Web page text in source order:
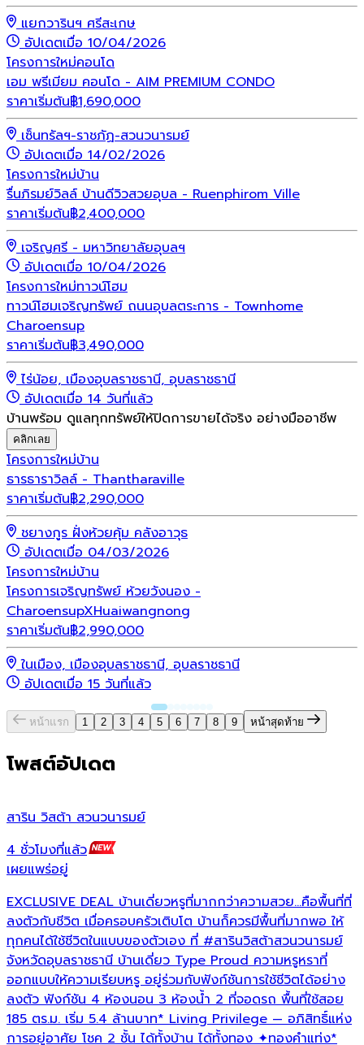
แยกวารินฯ ศรีสะเกษ
อัปเดตเมื่อ 10/04/2026
โครงการใหม่คอนโด
เอม พรีเมียม คอนโด - AIM PREMIUM CONDO
ราคาเริ่มต้น฿1,690,000
เซ็นทรัลฯ-ราชภัฏ-สวนวนารมย์
อัปเดตเมื่อ 14/02/2026
โครงการใหม่บ้าน
รื่นภิรมย์วิลล์ บ้านดีวิวสวยอุบล - Ruenphirom Ville
ราคาเริ่มต้น฿2,400,000
เจริญศรี - มหาวิทยาลัยอุบลฯ
อัปเดตเมื่อ 10/04/2026
โครงการใหม่ทาวน์โฮม
ทาวน์โฮมเจริญทรัพย์ ถนนอุบลตระการ - Townhome
Charoensup
ราคาเริ่มต้น฿3,490,000
ไร่น้อย, เมืองอุบลราชธานี, อุบลราชธานี
อัปเดตเมื่อ 14 วันที่แล้ว
บ้านพร้อม ดูแลทุกทรัพย์ให้ปิดการขายได้จริง อย่างมืออาชีพ
คลิกเลย
โครงการใหม่บ้าน
ธารธาราวิลล์ - Thantharaville
ราคาเริ่มต้น฿2,290,000
ชยางกูร ฝั่งห้วยคุ้ม คลังอาวุธ
อัปเดตเมื่อ 04/03/2026
โครงการใหม่บ้าน
โครงการเจริญทรัพย์ ห้วยวังนอง -
CharoensupXHuaiwangnong
ราคาเริ่มต้น฿2,990,000
ในเมือง, เมืองอุบลราชธานี, อุบลราชธานี
อัปเดตเมื่อ 15 วันที่แล้ว
หน้าแรก 1 2 3 4 5 6 7 8 9 หน้าสุดท้าย
โพสต์อัปเดต
สาริน วิสต้า สวนวนารมย์
4 ชั่วโมงที่แล้ว
เผยแพร่อยู่
EXCLUSIVE DEAL บ้านเดี่ยวหรูที่มากกว่าความสวย...คือพื้นที่ที่
ลงตัวกับชีวิต เมื่อครอบครัวเติบโต บ้านก็ควรมีพื้นที่มากพอ ให้
ทุกคนได้ใช้ชีวิตในแบบของตัวเอง ที่ #สารินวิสต้าสวนวนารมย์
จังหวัดอุบลราชธานี บ้านเดี่ยว Type Proud ความหรูหราที่
ออกแบบให้ความเรียบหรู อยู่ร่วมกับฟังก์ชันการใช้ชีวิตได้อย่าง
ลงตัว ฟังก์ชัน 4 ห้องนอน 3 ห้องน้ำ 2 ที่จอดรถ พื้นที่ใช้สอย
185 ตร.ม. เริ่ม 5.4 ล้านบาท* Living Privilege — อภิสิทธิ์แห่ง
การอยู่อาศัย โชค 2 ชั้น ได้ทั้งบ้าน ได้ทั้งทอง ✦ทองคำแท่ง*